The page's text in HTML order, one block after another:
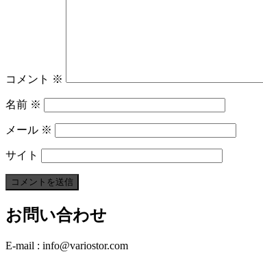
コメント ※
名前 ※
メール ※
サイト
お問い合わせ
E-mail : info@variostor.com